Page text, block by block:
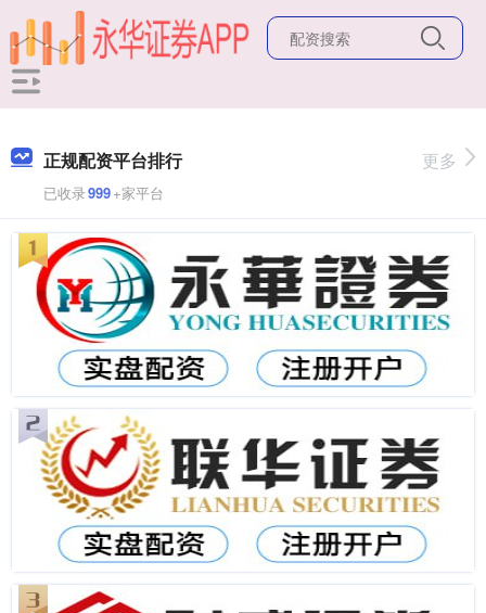
正规配资平台排行
已收录999+家平台
更多